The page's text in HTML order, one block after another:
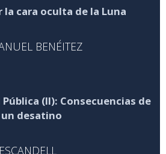
la cara oculta de la Luna
BENÉITEZ
(II): Consecuencias de
un desatino